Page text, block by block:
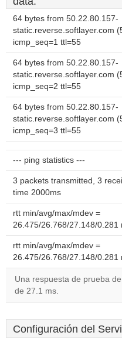
64 bytes from 50.22.80.157-
static.reverse.softlayer.com
icmp_seq=1 ttl=55
64 bytes from 50.22.80.157-
static.reverse.softlayer.com
icmp_seq=2 ttl=55
64 bytes from 50.22.80.157-
static.reverse.softlayer.com
icmp_seq=3 ttl=55
--- ping statistics ---
3 packets transmitted, 3
time 2000ms
rtt min/avg/max/mdev =
26.475/26.768/27.148/0.281
rtt min/avg/max/mdev =
26.475/26.768/27.148/0.281
Una respuesta de prueba
de 27.1 ms.
Configuración del